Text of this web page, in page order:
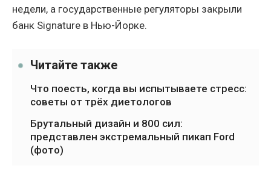
недели, а государственные регуляторы закрыли
банк Signature в Нью-Йорке.
Читайте также
Что поесть, когда вы испытываете стресс:
советы от трёх диетологов
Брутальный дизайн и 800 сил:
представлен экстремальный пикап Ford
(фото)